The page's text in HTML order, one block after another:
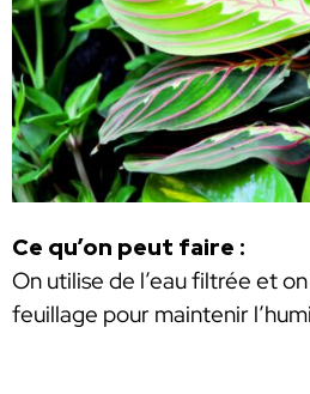
Ce qu’on peut faire :
On utilise de l’eau filtrée et
feuillage pour maintenir